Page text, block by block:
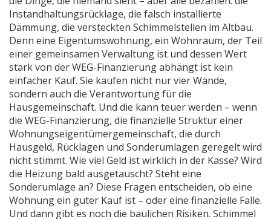
Instandhaltungsrücklage, die falsch installierte
Dämmung, die versteckten Schimmelstellen im Altbau.
Denn eine Eigentumswohnung, ein Wohnraum, der Teil
einer gemeinsamen Verwaltung ist und dessen Wert
stark von der WEG-Finanzierung abhängt ist kein
einfacher Kauf. Sie kaufen nicht nur vier Wände,
sondern auch die Verantwortung für die
Hausgemeinschaft. Und die kann teuer werden – wenn
die WEG-Finanzierung, die finanzielle Struktur einer
Wohnungseigentümergemeinschaft, die durch
Hausgeld, Rücklagen und Sonderumlagen geregelt wird
nicht stimmt. Wie viel Geld ist wirklich in der Kasse? Wird
die Heizung bald ausgetauscht? Steht eine
Sonderumlage an? Diese Fragen entscheiden, ob eine
Wohnung ein guter Kauf ist – oder eine finanzielle Falle.
Und dann gibt es noch die baulichen Risiken. Schimmel